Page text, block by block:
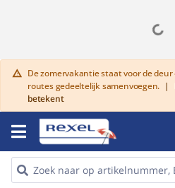
warning De zomervakantie staat voor de
routes gedeeltelijk samenvoegen. |
betekent